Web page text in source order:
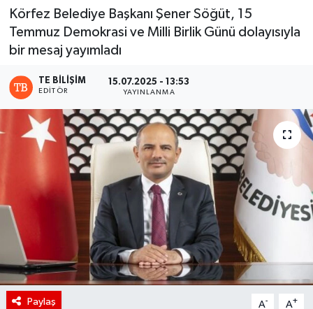
Körfez Belediye Başkanı Şener Söğüt, 15
Temmuz Demokrasi ve Milli Birlik Günü dolayısıyla
bir mesaj yayımladı
TE BILIŞIM
EDITÖR
15.07.2025 - 13:53
YAYINLANMA
Paylaş A- A+